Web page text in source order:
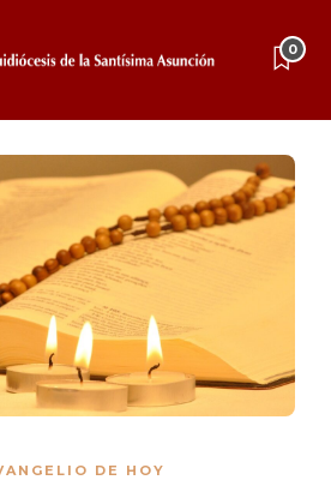
0
DE HOY